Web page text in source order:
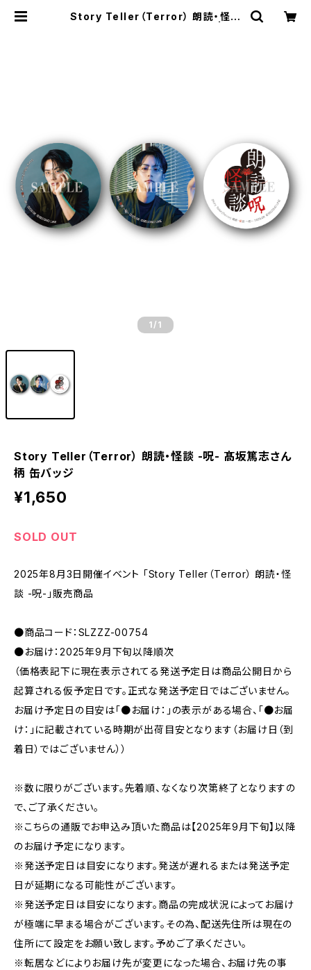
Story Teller（Terror） 朗読・怪談
1 /1
Story Teller（Terror） 朗読・怪談 -呪- 髙坂篤志さん
柄 缶バッジ
¥1,650
SOLD OUT
2025年8月3日開催イベント 「Story Teller（Terror） 朗読・怪
談 -呪-」販売商品
●商品コード：SLZZZ-00754
●お届け：2025年9月下旬以降順次
（価格表記下に現在表示されてる発送予定日は商品公開日から
起算される仮予定日です。正式な発送予定日ではございません。
お届け予定日の目安は「●お届け：」の表示がある場合、「●お届
け：」に記載されている時期が出荷目安となります（お届け日（到
着日）ではございません））
※数に限りがございます。先着順、なくなり次第終了となりますの
で、ご了承ください。
※こちらの通販でお申込み頂いた商品は【2025年9月下旬】以降
のお届け予定になります。
※発送予定日は目安になります。発送が遅れるまたは発送予定
日が延期になる可能性がございます。
※発送予定日は目安になります。商品の完成状況によってお届け
が極端に早まる場合がございます。その為、配送先住所は現在の
住所にて設定をお願い致します。予めご了承ください。
※転居などによりお届け先が変更になった場合、お届け先の事